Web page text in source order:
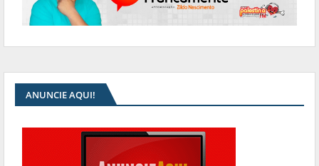
ANUNCIE AQUI!